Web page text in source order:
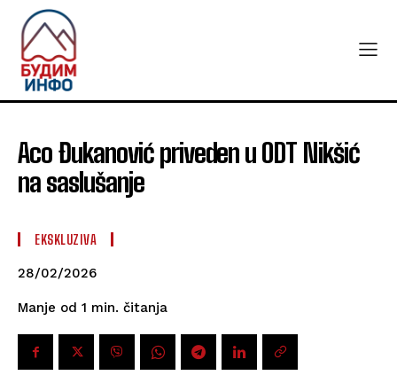
Aco Đukanović priveden u ODT Nikšić
na saslušanje
EKSKLUZIVA
28/02/2026
Manje od 1 min. čitanja